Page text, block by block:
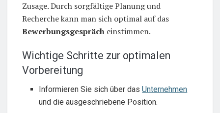
Zusage. Durch sorgfältige Planung und
Recherche kann man sich optimal auf das
Bewerbungsgespräch einstimmen.
Wichtige Schritte zur optimalen
Vorbereitung
Informieren Sie sich über dasUnternehmen
und die ausgeschriebene Position.